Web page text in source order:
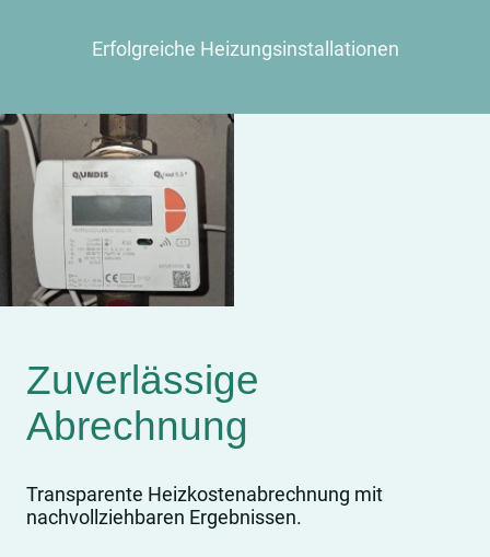
Erfolgreiche Heizungsinstallationen
Zuverlässige
Abrechnung
Transparente Heizkostenabrechnung mit
nachvollziehbaren Ergebnissen.